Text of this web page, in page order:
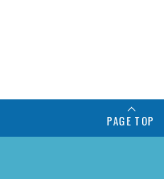
PAGE TOP